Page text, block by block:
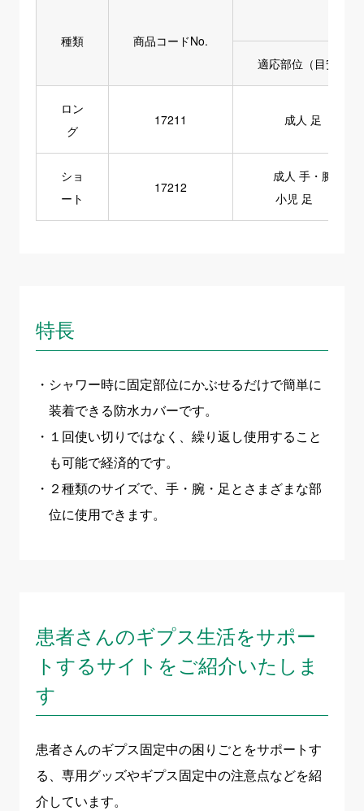
種類 商品コードNo.
適応部位（目安）
ロン
グ
17211 成人 足
ショ
ート
17212
成人 手・腕
小児 足
特長
シャワー時に固定部位にかぶせるだけで簡単に
装着できる防水カバーです。
１回使い切りではなく、繰り返し使用すること
も可能で経済的です。
２種類のサイズで、手・腕・足とさまざまな部
位に使用できます。
患者さんのギプス生活をサポー
トするサイトをご紹介いたしま
す
患者さんのギプス固定中の困りごとをサポートす
る、専用グッズやギプス固定中の注意点などを紹
介しています。